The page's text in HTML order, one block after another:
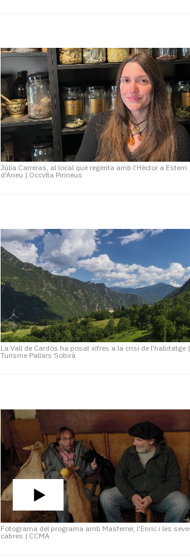
Júlia Carreras, al local que regenta amb l'Héctor a Esterri
d'Aneu | Occvlta Pirineus
La Vall de Cardós ha posat xifres a la crisi de l'habitatge |
Turisme Pallars Sobirà
Fotograma del programa amb Masferrer, l'Enric i les
cabres | CCMA